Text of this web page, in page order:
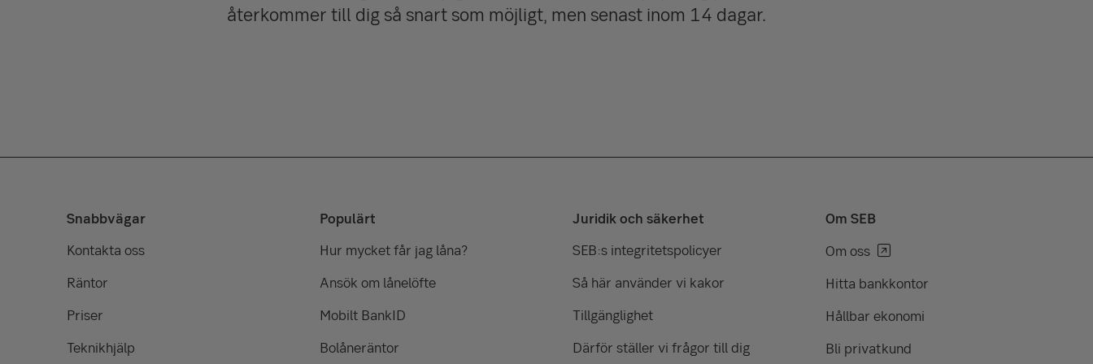
återkommer till dig så snart som möjligt, men senast inom 14 dagar.
Snabbvägar
Kontakta oss
Räntor
Priser
Teknikhjälp
Populärt
Hur mycket får jag låna?
Ansök om lånelöfte
Mobilt BankID
Bolåneräntor
Juridik och säkerhet
SEB:s integritetspolicyer
Så här använder vi kakor
Tillgänglighet
Därför ställer vi frågor till dig
Om SEB
Om oss
Hitta bankkontor
Hållbar ekonomi
Bli privatkund